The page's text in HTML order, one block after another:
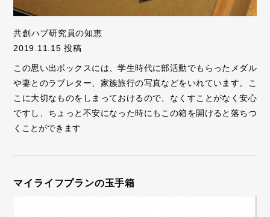
共創ハブ研究員の知恵
2019.11.15 投稿
この思い出ボックスには、学生時代に部活動でもらったメダル
や妻とのラブレター、家族旅行の写真などをいれています。こ
こに大切なものをしまっておけるので、なくすことがなく安心
ですし、ちょっと不安になった時にもこの箱を開けると落ちつ
くことができます
マイライフプランの玉手箱